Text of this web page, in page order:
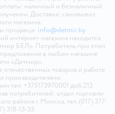
наличный и безналичный
Доставка: самовывоз
магазина.
продавца: info@detmir.by
интернет-магазина находится
БЕЛ». Потребитель при этом
в любом магазине
«Детмир».
товаров и работе
производителями
тел. +375173970001 доб.213
потребителей: отдел торговли
района г. Минска, тел. (017) 377-
318-13-33.